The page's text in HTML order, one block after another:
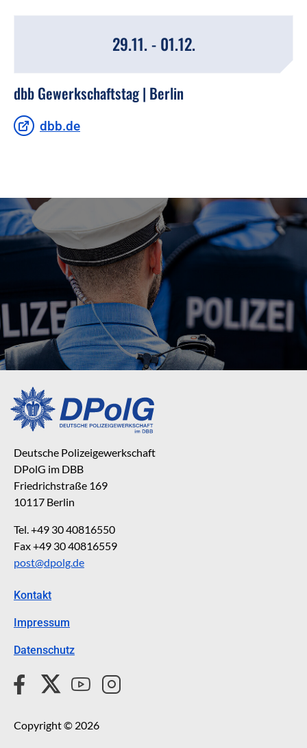
29.11. - 01.12.
dbb Gewerkschaftstag | Berlin
dbb.de
Deutsche Polizeigewerkschaft
DPolG im DBB
Friedrichstraße 169
10117 Berlin
Tel. +49 30 40816550
Fax +49 30 40816559
post@dpolg.de
Kontakt
Impressum
Datenschutz
Copyright © 2026